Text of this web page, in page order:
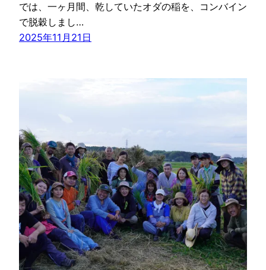
では、一ヶ月間、乾していたオダの稲を、コンバイン
で脱穀しまし…
2025年11月21日